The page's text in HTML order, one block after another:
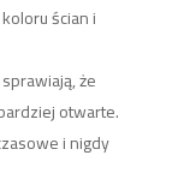
ścian i
że
otwarte.
i nigdy